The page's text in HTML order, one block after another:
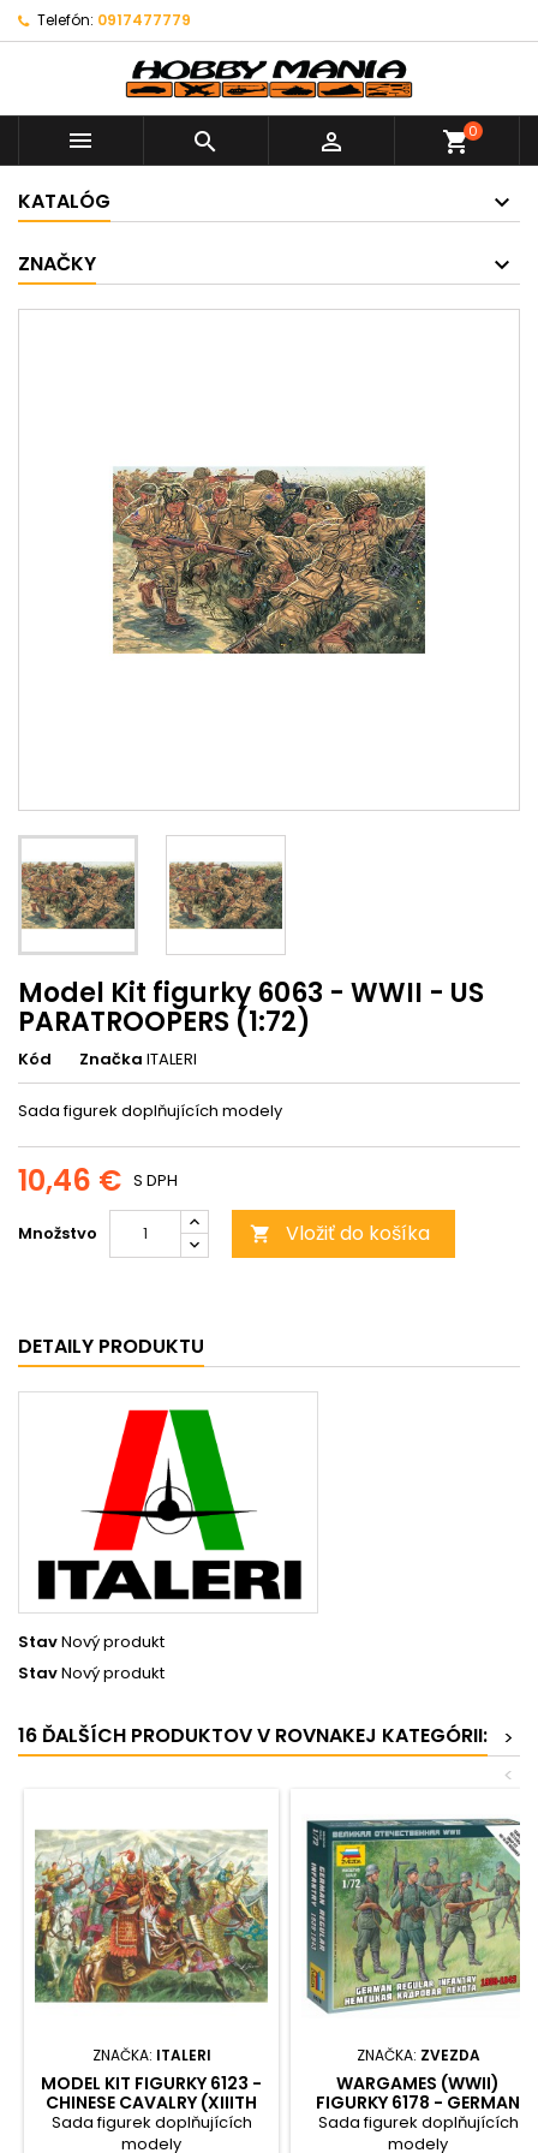
Telefón: 0917477779
   shopping_cart0
KATALÓG
ZNAČKY
Model Kit figurky 6063 - WWII - US
PARATROOPERS (1:72)
Kód Značka ITALERI
Sada figurek doplňujících modely
10,46 € S DPH
Množstvo  Vložiť do košíka
DETAILY PRODUKTU
StavNový produkt
StavNový produkt
16 ĎALŠÍCH PRODUKTOV V ROVNAKEJ KATEGÓRII:
>
<
ZNAČKA: ITALERI
MODEL KIT FIGURKY 6123 -
CHINESE CAVALRY (XIIITH
CENTURY) (1:72)
Sada figurek doplňujících
modely
ZNAČKA: ZVEZDA
WARGAMES (WWII)
FIGURKY 6178 - GERMAN
REGULAR INFANTRY 1939-
43 (1:72)
Sada figurek doplňujících
modely